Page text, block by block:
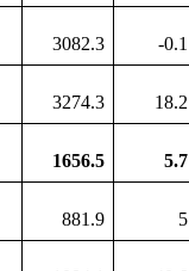
3082.3 -0.1
3274.3 18.2
1656.5 5.7
881.9 5